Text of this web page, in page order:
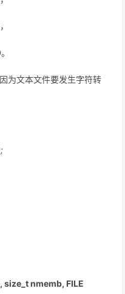
为文本文件要发生字符转
nmemb, FILE